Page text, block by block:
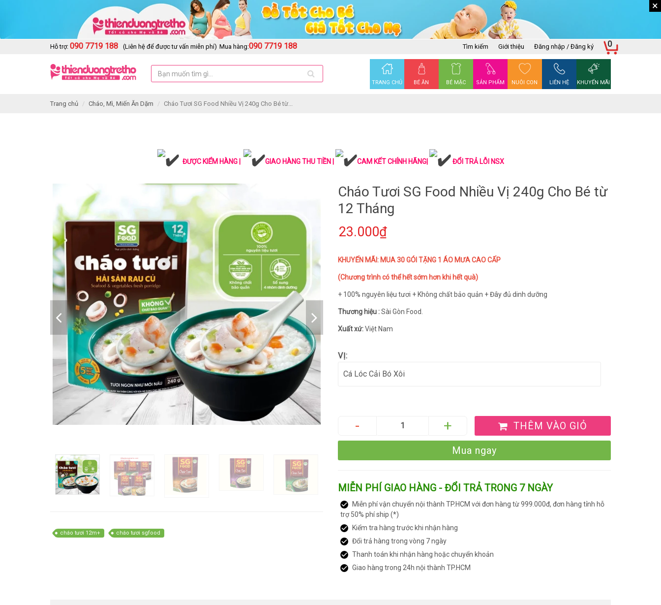
×
Hỗ trợ: 090 7719 188 (Liên hệ để được tư vấn miễn phí) Mua hàng:090 7719 188 Tìm kiếm Giới thiệu Đăng nhập / Đăng ký
TRANG CHỦ BÉ ĂN BÉ MẶC SẢN PHẨM NUÔI CON LIÊN HỆ KHUYẾN MÃI
0
Trang chủ Cháo, Mì, Miến Ăn Dặm Cháo Tươi SG Food Nhiều Vị 240g Cho Bé từ...
ĐƯỢC KIỂM HÀNG | GIAO HÀNG THU TIỀN | CAM KẾT CHÍNH HÃNG| ĐỔI TRẢ LỖI NSX
cháo tươi 12m+ cháo tươi sgfood
Cháo Tươi SG Food Nhiều Vị 240g Cho Bé từ
12 Tháng
23.000₫
KHUYẾN MÃI: MUA 30 GÓI TẶNG 1 ÁO MƯA CAO CẤP
(Chương trình có thể hết sớm hơn khi hết quà)
+ 100% nguyên liệu tươi + Không chất bảo quản + Đây đủ dinh dưỡng
Thương hiệu :Sài Gòn Food.
Xuất xứ:Việt Nam
VỊ:
THÊM VÀO GIỎ
Mua ngay
MIỄN PHÍ GIAO HÀNG - ĐỔI TRẢ TRONG 7 NGÀY
Miễn phí vận chuyển nội thành TP.HCM với đơn hàng từ 999.000đ, đơn hàng tỉnh hỗ
trợ 50% phí ship (*)
Kiểm tra hàng trước khi nhận hàng
Đổi trả hàng trong vòng 7 ngày
Thanh toán khi nhận hàng hoặc chuyển khoản
Giao hàng trong 24h nội thành TP.HCM